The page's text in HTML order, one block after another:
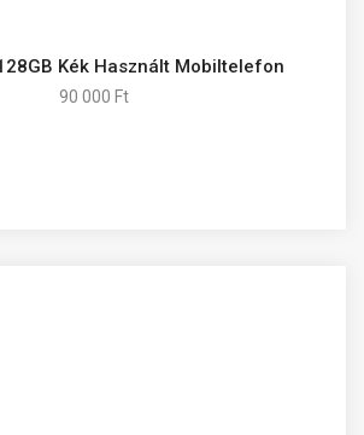
Kék Használt Mobiltelefon
90 000 Ft